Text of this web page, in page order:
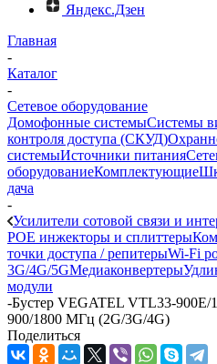
Яндекс.Дзен
Главная
-
Каталог
-
Сетевое оборудование
Домофонные системыСистемы
контроля доступа (СКУД)
системыИсточники питания
оборудованиеКомплектующие
дача
-
Усилители сотовой связи и
POE инжекторы и сплиттеры
точки доступа / репитерыWi-Fi
3G/4G/5GМедиаконвертеры
модули
-Бустер VEGATEL VTL33-900E/
900/1800 МГц (2G/3G/4G)
Поделиться